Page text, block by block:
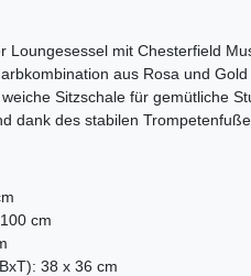
Loungesessel mit Chesterfield
aus Rosa und Gold
Sitzschale für gemütliche
dank des stabilen
cm
38 x 36 cm